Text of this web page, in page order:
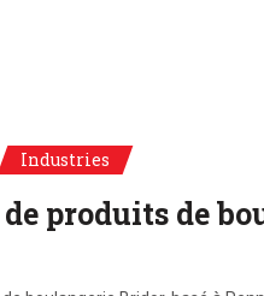
Industries
produits de